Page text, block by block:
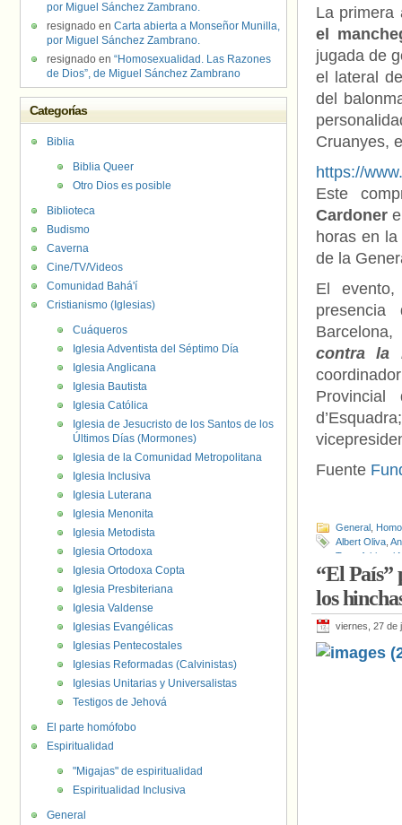
La primera
el
jugada de
el lateral
del
Cruanyes,
https://
Este
Cardoner
horas en
de la
El
contra la
Fuente
General
Albert Oliva
Transfobia
el
Fuentes,
Cruanyes,
“El País”
los
viernes, 27 de
por Miguel Sánchez Zambrano.
resignado en Carta abierta a Monseñor Munilla,
por Miguel Sánchez Zambrano.
resignado en “Homosexualidad. Las Razones
de Dios”, de Miguel Sánchez Zambrano
Categorías
Biblia
Biblia Queer
Otro Dios es posible
Biblioteca
Budismo
Caverna
Cine/TV/Videos
Comunidad Bahá'í
Cristianismo (Iglesias)
Cuáqueros
Iglesia Adventista del Séptimo Día
Iglesia Anglicana
Iglesia Bautista
Iglesia Católica
Iglesia de Jesucristo de los Santos de los
Últimos Días (Mormones)
Iglesia de la Comunidad Metropolitana
Iglesia Inclusiva
Iglesia Luterana
Iglesia Menonita
Iglesia Metodista
Iglesia Ortodoxa
Iglesia Ortodoxa Copta
Iglesia Presbiteriana
Iglesia Valdense
Iglesias Evangélicas
Iglesias Pentecostales
Iglesias Reformadas (Calvinistas)
Iglesias Unitarias y Universalistas
Testigos de Jehová
El parte homófobo
Espiritualidad
"Migajas" de espiritualidad
Espiritualidad Inclusiva
General